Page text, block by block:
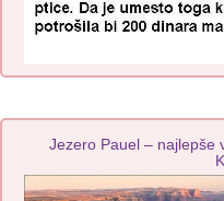
Jezero Pauel – najlepše